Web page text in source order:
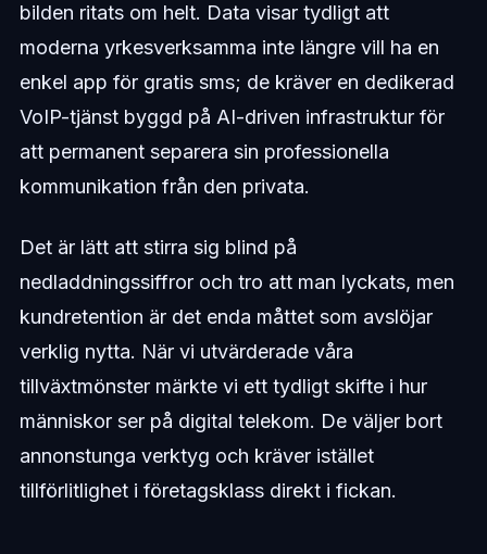
bilden ritats om helt. Data visar tydligt att
moderna yrkesverksamma inte längre vill ha en
enkel app för gratis sms; de kräver en dedikerad
VoIP-tjänst byggd på AI-driven infrastruktur för
att permanent separera sin professionella
kommunikation från den privata.
Det är lätt att stirra sig blind på
nedladdningssiffror och tro att man lyckats, men
kundretention är det enda måttet som avslöjar
verklig nytta. När vi utvärderade våra
tillväxtmönster märkte vi ett tydligt skifte i hur
människor ser på digital telekom. De väljer bort
annonstunga verktyg och kräver istället
tillförlitlighet i företagsklass direkt i fickan.